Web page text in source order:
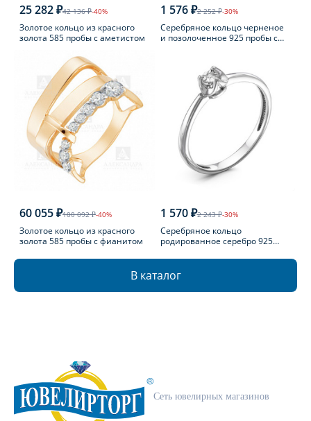
25 282 ₽42 136 ₽-40%
Золотое кольцо из красного
золота 585 пробы с аметистом
1 576 ₽2 252 ₽-30%
Серебряное кольцо черненое
и позолоченное 925 пробы с
60 055 ₽100 092 ₽-40%
Золотое кольцо из красного
золота 585 пробы с фианитом
1 570 ₽2 243 ₽-30%
Серебряное кольцо
родированное серебро 925
В каталог
Сеть ювелирных магазинов